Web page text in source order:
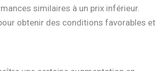
similaires à un prix inférieur.
obtenir des conditions favorables et